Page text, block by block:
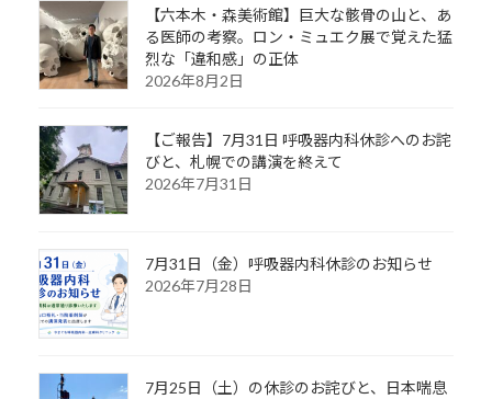
【六本木・森美術館】巨大な骸骨の山と、あ
る医師の考察。ロン・ミュエク展で覚えた猛
烈な「違和感」の正体
2026年8月2日
【ご報告】7月31日 呼吸器内科休診へのお詫
びと、札幌での講演を終えて
2026年7月31日
7月31日（金）呼吸器内科休診のお知らせ
2026年7月28日
7月25日（土）の休診のお詫びと、日本喘息